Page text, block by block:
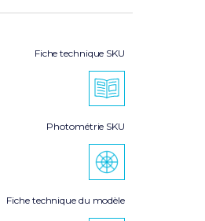
Fiche technique SKU
Photométrie SKU
Fiche technique du modèle